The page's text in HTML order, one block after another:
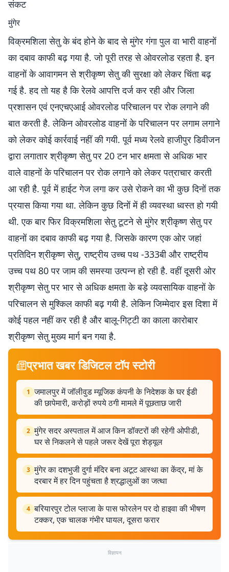
संकट
मुंगेर
विक्रमशिला सेतु के बंद होने के बाद से मुंगेर गंगा पुल वा भारी वाहनों
का दबाव काफी बढ़ गया है. जो पूरी तरह से ओवरलोड रहता है. इन
वाहनों के आवागमन से श्रीकृष्ण सेतु की सुरक्षा को लेकर चिंता बढ़
गई है. हद तो यह है कि रेलवे आपत्ति दर्ज कर रही और जिला
प्रशासन एवं एनएचएआई ओवरलोड परिचालन पर रोक लगाने की
बात करती है. लेकिन ओवरलोड वाहनों के परिचालन पर लगाम लगाने
को लेकर कोई कार्रवाई नहीं की गयी. पूर्व मध्य रेलवे हाजीपुर डिवीजन
द्वारा लगातार श्रीकृष्ण सेतु पर 20 टन भार क्षमता से अधिक भार
वाले वाहनों के परिचालन पर रोक लगाने को लेकर पत्राचार करती
आ रही है. पूर्व में हाईट गेज लगा कर उसे रोकने का भी कुछ दिनों तक
प्रयास किया गया था. लेकिन कुछ दिनों में ही व्यवस्था ध्वस्त हो गयी
थी. एक बार फिर विक्रमशिला सेतु टूटने से मुंगेर श्रीकृष्ण सेतु पर
वाहनों का दबाव काफी बढ़ गया है. जिसके कारण एक ओर जहां
प्रतिदिन श्रीकृष्ण सेतु, राष्ट्रीय उच्च पथ -333बी और राष्ट्रीय
उच्च पथ 80 पर जाम की समस्या उत्पन्न हो रही है. वहीं दूसरी ओर
श्रीकृष्ण सेतु पर भार से अधिक क्षमता के बड़े व्यवसायिक वाहनों के
परिचालन से मुश्किल काफी बढ़ गयी है. लेकिन जिम्मेदार इस दिशा में
कोई पहल नहीं कर रही है और बालू-गिट्टी का काला कारोबार
श्रीकृष्ण सेतु मुख्य मार्ग बन गया है.
प्रभात खबर डिजिटल टॉप स्टोरी
1 जमालपुर में जॉलीवुड म्यूजिक कंपनी के निदेशक के घर ईडी
की छापेमारी, करोड़ों रुपये ठगी मामले में पूछताछ जारी
2 मुंगेर सदर अस्पताल में आज किन डॉक्टरों की रहेगी ओपीडी,
घर से निकलने से पहले जरूर देखें पूरा शेड्यूल
3 मुंगेर का दशभुजी दुर्गा मंदिर बना अटूट आस्था का केंद्र, मां के
दरबार में हर दिन पहुंचता है श्रद्धालुओं का जत्था
4 बरियारपुर टोल प्लाजा के पास फोरलेन पर दो हाइवा की भीषण
टक्कर, एक चालक गंभीर घायल, दूसरा फरार
विज्ञापन